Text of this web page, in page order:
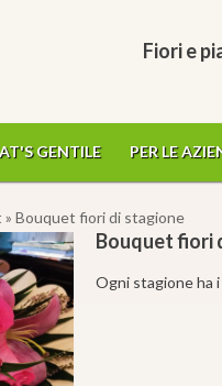
Fiori e
GENTILE PER LE
» Bouquet fiori di stagione
Bouquet fiori
Ogni stagione ha